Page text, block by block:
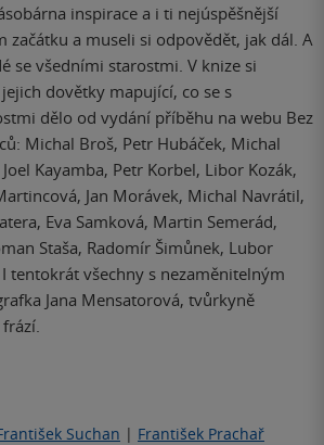
inspirace a i ti nejúspěšnější
začátku a museli si odpovědět, jak dál. A
se všedními starostmi. V knize si
dovětky mapující, co se s
dělo od vydání příběhu na webu Bez
Michal Broš, Petr Hubáček, Michal
Kayamba, Petr Korbel, Libor Kozák,
Jan Morávek, Michal Navrátil,
Eva Samková, Martin Semerád,
Staša, Radomír Šimůnek, Lubor
I tentokrát všechny s nezaměnitelným
Jana Mensatorová, tvůrkyně
Suchan | František Prachař